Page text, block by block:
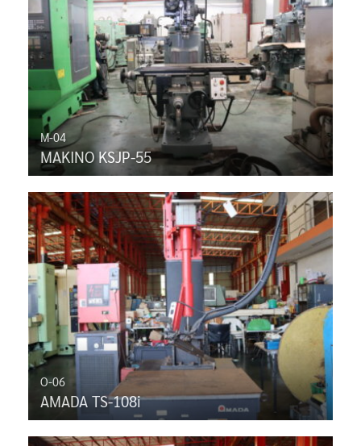
M-04
MAKINO KSJP-55
O-06
AMADA TS-108i